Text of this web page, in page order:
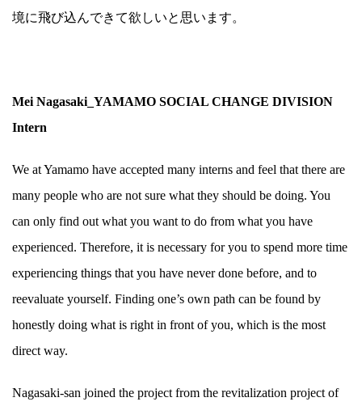
境に飛び込んできて欲しいと思います。
Mei Nagasaki_YAMAMO SOCIAL CHANGE DIVISION
Intern
We at Yamamo have accepted many interns and feel that there are
many people who are not sure what they should be doing. You
can only find out what you want to do from what you have
experienced. Therefore, it is necessary for you to spend more time
experiencing things that you have never done before, and to
reevaluate yourself. Finding one’s own path can be found by
honestly doing what is right in front of you, which is the most
direct way.
Nagasaki-san joined the project from the revitalization project of